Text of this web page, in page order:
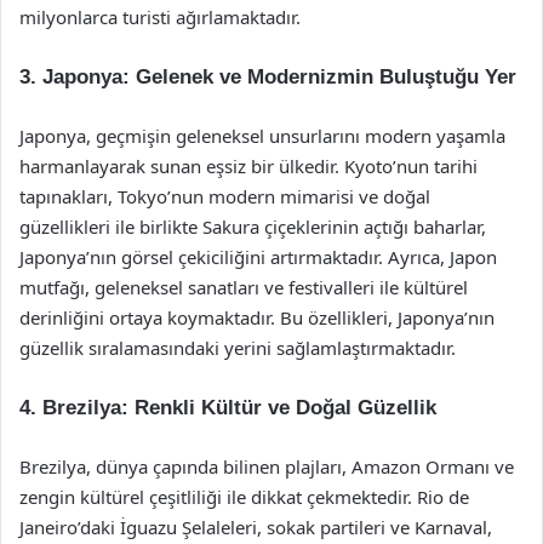
milyonlarca turisti ağırlamaktadır.
3. Japonya: Gelenek ve Modernizmin Buluştuğu Yer
Japonya, geçmişin geleneksel unsurlarını modern yaşamla
harmanlayarak sunan eşsiz bir ülkedir. Kyoto’nun tarihi
tapınakları, Tokyo’nun modern mimarisi ve doğal
güzellikleri ile birlikte Sakura çiçeklerinin açtığı baharlar,
Japonya’nın görsel çekiciliğini artırmaktadır. Ayrıca, Japon
mutfağı, geleneksel sanatları ve festivalleri ile kültürel
derinliğini ortaya koymaktadır. Bu özellikleri, Japonya’nın
güzellik sıralamasındaki yerini sağlamlaştırmaktadır.
4. Brezilya: Renkli Kültür ve Doğal Güzellik
Brezilya, dünya çapında bilinen plajları, Amazon Ormanı ve
zengin kültürel çeşitliliği ile dikkat çekmektedir. Rio de
Janeiro’daki İguazu Şelaleleri, sokak partileri ve Karnaval,